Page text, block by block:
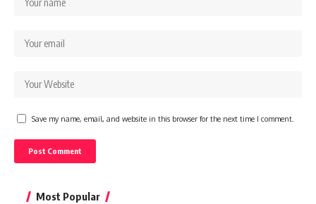
Save my name, email, and website in this browser for the next time I comment.
Most Popular